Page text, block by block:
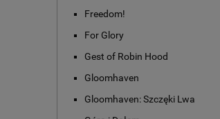
Freedom!
For Glory
Gest of Robin Hood
Gloomhaven
Gloomhaven: Szczęki Lwa